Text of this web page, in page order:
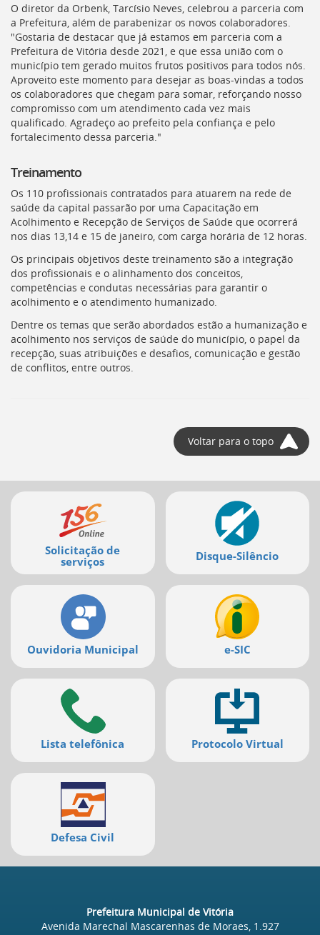
O diretor da Orbenk, Tarcísio Neves, celebrou a parceria com
a Prefeitura, além de parabenizar os novos colaboradores.
"Gostaria de destacar que já estamos em parceria com a
Prefeitura de Vitória desde 2021, e que essa união com o
município tem gerado muitos frutos positivos para todos nós.
Aproveito este momento para desejar as boas-vindas a todos
os colaboradores que chegam para somar, reforçando nosso
compromisso com um atendimento cada vez mais
qualificado. Agradeço ao prefeito pela confiança e pelo
fortalecimento dessa parceria."
Treinamento
Os 110 profissionais contratados para atuarem na rede de
saúde da capital passarão por uma Capacitação em
Acolhimento e Recepção de Serviços de Saúde que ocorrerá
nos dias 13,14 e 15 de janeiro, com carga horária de 12 horas.
Os principais objetivos deste treinamento são a integração
dos profissionais e o alinhamento dos conceitos,
competências e condutas necessárias para garantir o
acolhimento e o atendimento humanizado.
Dentre os temas que serão abordados estão a humanização e
acolhimento nos serviços de saúde do município, o papel da
recepção, suas atribuições e desafios, comunicação e gestão
de conflitos, entre outros.
Voltar para o topo
Mais
serviços
Solicitação de
serviços
Disque-Silêncio
Ouvidoria Municipal e-SIC
Lista telefônica Protocolo Virtual
Defesa Civil
Prefeitura Municipal de Vitória
Avenida Marechal Mascarenhas de Moraes, 1.927